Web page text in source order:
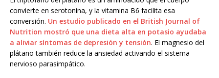
convierte en serotonina, y la vitamina B6 facilita esa
conversión. Un estudio publicado en el British Journal of
Nutrition mostró que una dieta alta en potasio ayudaba
a aliviar síntomas de depresión y tensión. El magnesio del
plátano también reduce la ansiedad activando el sistema
nervioso parasimpático.